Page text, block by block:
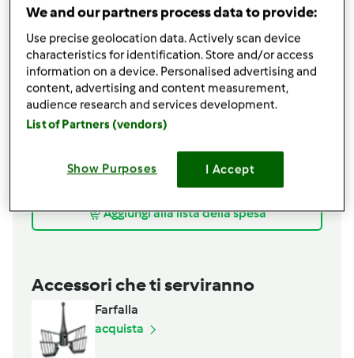
10uova
300gzucchero
Per farcire
750g panna fresca da montare
Confettura di albicocche q.b.
Alchermes e maraschino q.b.
Per decorare
Aggiungi alla lista della spesa
Accessori che ti serviranno
Farfalla
acquista
We and our partners process data to provide:
Use precise geolocation data. Actively scan device
characteristics for identification. Store and/or access
information on a device. Personalised advertising and
content, advertising and content measurement,
audience research and services development.
List of Partners (vendors)
Show Purposes I Accept